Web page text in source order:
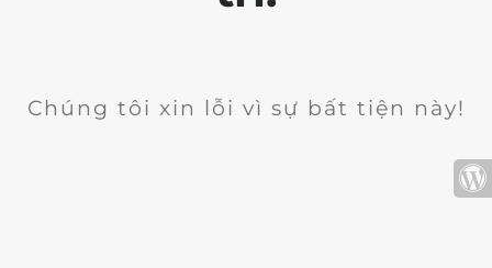
Chúng tôi xin lỗi vì sự bất tiện này!